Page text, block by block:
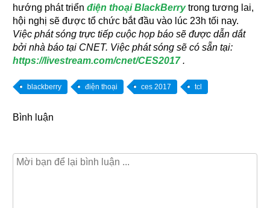
hướng phát triểnđiện thoại BlackBerrytrong tương lai,
hội nghị sẽ được tổ chức bắt đầu vào lúc 23h tối nay.
Việc phát sóng trực tiếp cuộc họp báo sẽ được dẫn dắt
bởi nhà báo tại CNET. Việc phát sóng sẽ có sẵn tại:
https://livestream.com/cnet/CES2017.
blackberry điện thoại ces 2017 tcl
Bình luận